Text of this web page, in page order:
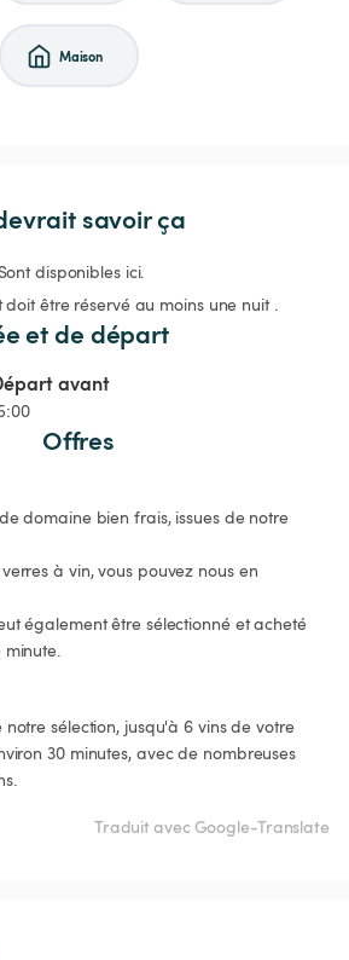
Maison
savoir ça
disponibles ici.
être réservé au moins une nuit .
et de départ
avant
Offres
domaine bien frais, issues de notre
sélection, jusqu'à 6 vins de votre
30 minutes, avec de nombreuses
Traduit avec Google-Translate